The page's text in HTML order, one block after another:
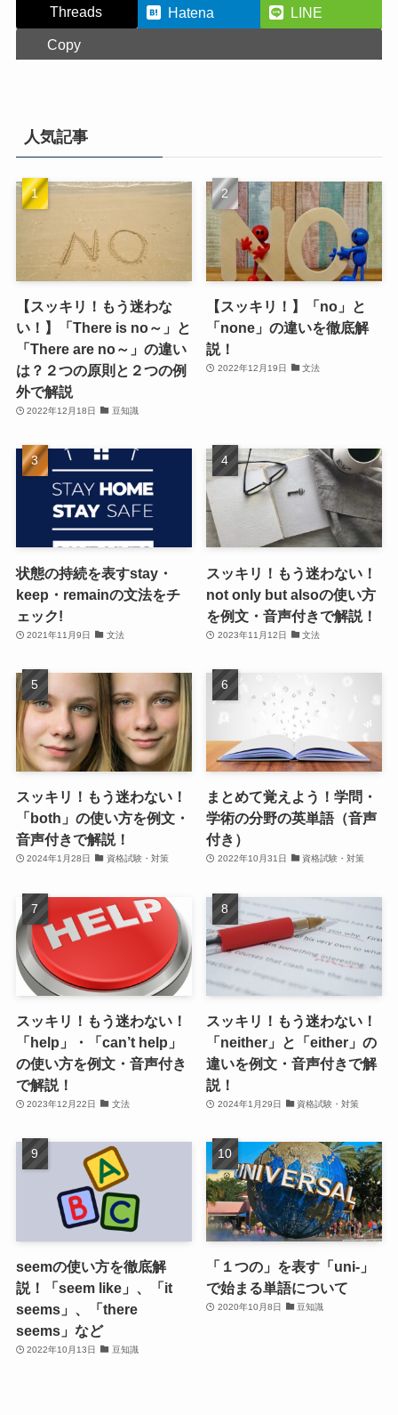
Threads
Hatena
LINE
Copy
人気記事
【スッキリ！もう迷わな
い！】「There is no～」と
「There are no～」の違い
は？２つの原則と２つの例
外で解説
2022年12月18日 豆知識
【スッキリ！】「no」と
「none」の違いを徹底解
説！
2022年12月19日 文法
状態の持続を表すstay・
keep・remainの文法をチ
ェック!
2021年11月9日 文法
スッキリ！もう迷わない！
not only but alsoの使い方
を例文・音声付きで解説！
2023年11月12日 文法
スッキリ！もう迷わない！
「both」の使い方を例文・
音声付きで解説！
2024年1月28日 資格試験・対策
まとめて覚えよう！学問・
学術の分野の英単語（音声
付き）
2022年10月31日 資格試験・対策
スッキリ！もう迷わない！
「help」・「can’t help」
の使い方を例文・音声付き
で解説！
2023年12月22日 文法
スッキリ！もう迷わない！
「neither」と「either」の
違いを例文・音声付きで解
説！
2024年1月29日 資格試験・対策
seemの使い方を徹底解
説！「seem like」、「it
seems」、「there
seems」など
2022年10月13日 豆知識
「１つの」を表す「uni-」
で始まる単語について
2020年10月8日 豆知識